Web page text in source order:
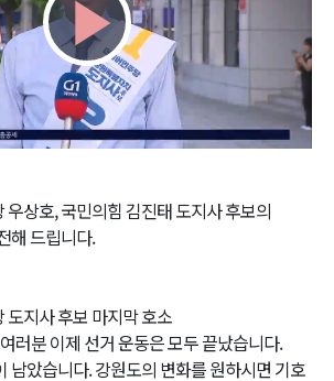
Play
Video
상호, 국민의힘 김진태 도지사 후보의
해 드립니다.
도지사 후보 마지막 호소
러분 이제 선거 운동은 모두 끝났습니다.
남았습니다. 강원도의 변화를 원하시면 기호